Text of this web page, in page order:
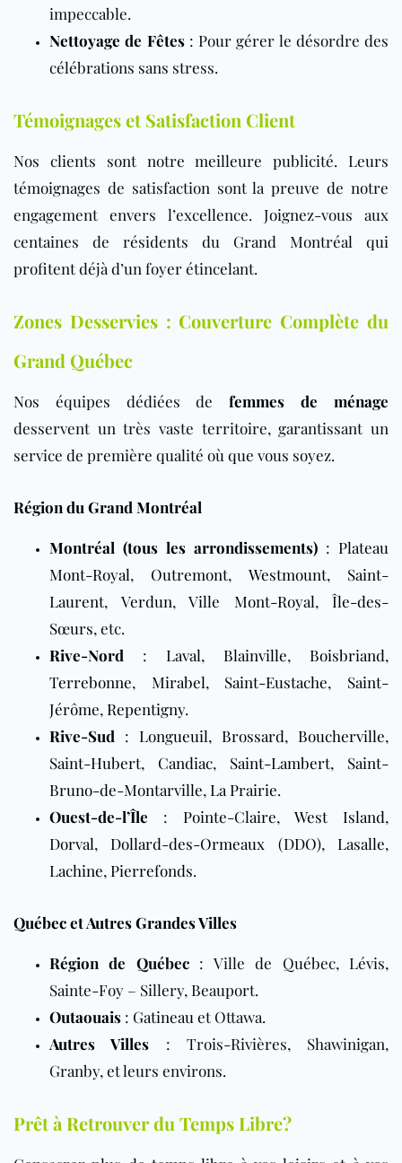
impeccable.
Nettoyage de Fêtes: Pour gérer le désordre des
célébrations sans stress.
Témoignages et Satisfaction Client
Nos clients sont notre meilleure publicité. Leurs
témoignages de satisfaction sont la preuve de notre
engagement envers l’excellence. Joignez-vous aux
centaines de résidents du Grand Montréal qui
profitent déjà d’un foyer étincelant.
Zones Desservies : Couverture Complète du
Grand Québec
Nos équipes dédiées defemmes de ménage
desservent un très vaste territoire, garantissant un
service de première qualité où que vous soyez.
Région du Grand Montréal
Montréal (tous les arrondissements) : Plateau
Mont-Royal, Outremont, Westmount, Saint-
Laurent, Verdun, Ville Mont-Royal,Île-des-
Sœurs, etc.
Rive-Nord : Laval, Blainville, Boisbriand,
Terrebonne, Mirabel, Saint-Eustache, Saint-
Jérôme, Repentigny.
Rive-Sud : Longueuil, Brossard, Boucherville,
Saint-Hubert, Candiac, Saint-Lambert, Saint-
Bruno-de-Montarville, La Prairie.
Ouest-de-l’Île : Pointe-Claire, West Island,
Dorval, Dollard-des-Ormeaux (DDO), Lasalle,
Lachine, Pierrefonds.
Québec et Autres Grandes Villes
Région de Québec: Ville de Québec, Lévis,
Sainte-Foy – Sillery, Beauport.
Outaouais : Gatineau et Ottawa.
Autres Villes : Trois-Rivières, Shawinigan,
Granby, et leurs environs.
Prêt à Retrouver du Temps Libre?